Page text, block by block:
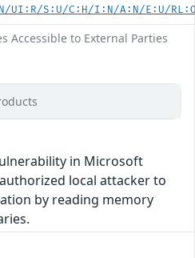
UI:R/S:U/C:H/I:N/A:N/E:U/
Accessible to External Parties
in Microsoft
local attacker to
by reading memory